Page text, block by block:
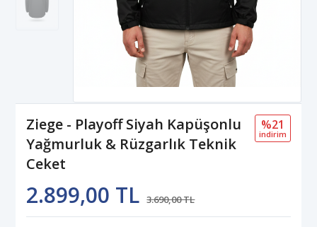
Ziege - Playoff Siyah Kapüşonlu
Yağmurluk & Rüzgarlık Teknik
Ceket
2.899,00 TL 3.690,00 TL
%21
i̇ndi̇ri̇m